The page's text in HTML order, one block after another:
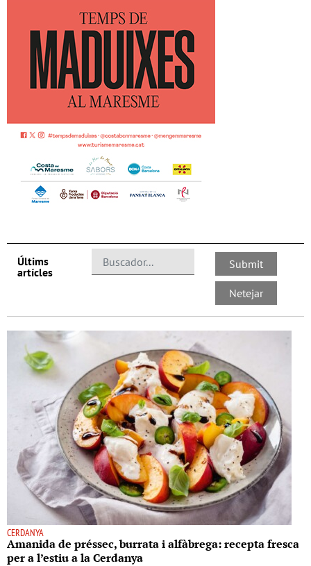
Últims
artícles
CERDANYA
Amanida de préssec, burrata i alfàbrega: recepta fresca
per a l’estiu a la Cerdanya